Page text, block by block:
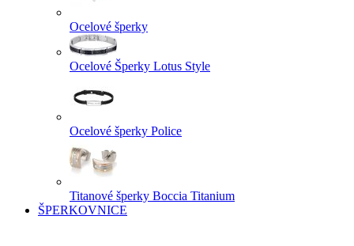
Ocelové šperky
Ocelové Šperky Lotus Style
Ocelové šperky Police
Titanové šperky Boccia Titanium
ŠPERKOVNICE